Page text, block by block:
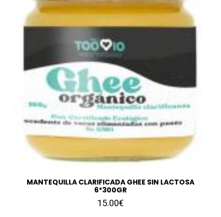
MANTEQUILLA CLARIFICADA GHEE SIN LACTOSA
6*300GR
15.00€